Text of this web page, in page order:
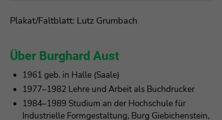
Plakat/Faltblatt: Lutz Grumbach
Über Burghard Aust
1961 geb. in Halle (Saale)
1977–1982 Lehre und Arbeit als Buchdrucker
1984–1989 Studium an der Hochschule für
Industrielle Formgestaltung, Burg Giebichenstein,